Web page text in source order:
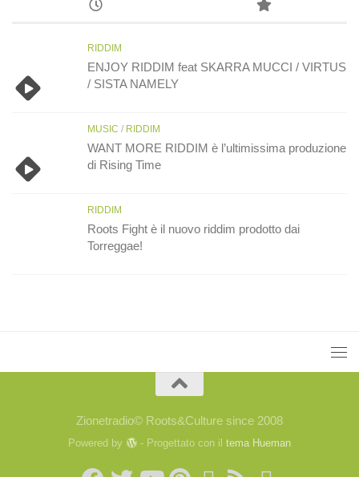
RIDDIM
ENJOY RIDDIM feat SKARRA MUCCI / VIRTUS
/ SISTA NAMELY
MUSIC / RIDDIM
WANT MORE RIDDIM è l’ultimissima produzione
di Rising Time
RIDDIM
Roots Fight è il nuovo riddim prodotto dai
Torreggae!
Zionetradio© Roots&Culture since 2008
Powered by - Progettato con il tema Hueman